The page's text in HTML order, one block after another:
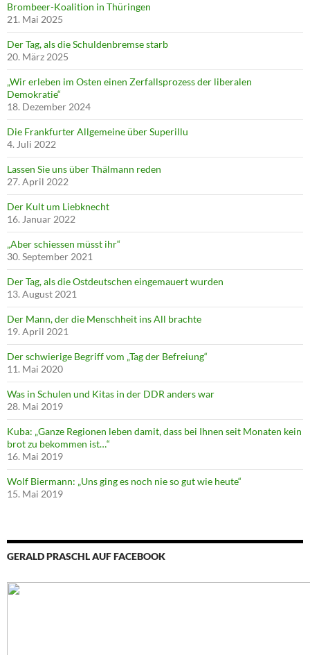
Brombeer-Koalition in Thüringen
21. Mai 2025
Der Tag, als die Schuldenbremse starb
20. März 2025
„Wir erleben im Osten einen Zerfallsprozess der liberalen
Demokratie“
18. Dezember 2024
Die Frankfurter Allgemeine über Superillu
4. Juli 2022
Lassen Sie uns über Thälmann reden
27. April 2022
Der Kult um Liebknecht
16. Januar 2022
„Aber schiessen müsst ihr“
30. September 2021
Der Tag, als die Ostdeutschen eingemauert wurden
13. August 2021
Der Mann, der die Menschheit ins All brachte
19. April 2021
Der schwierige Begriff vom „Tag der Befreiung“
11. Mai 2020
Was in Schulen und Kitas in der DDR anders war
28. Mai 2019
Kuba: „Ganze Regionen leben damit, dass bei Ihnen seit Monaten kein
brot zu bekommen ist…“
16. Mai 2019
Wolf Biermann: „Uns ging es noch nie so gut wie heute“
15. Mai 2019
GERALD PRASCHL AUF FACEBOOK